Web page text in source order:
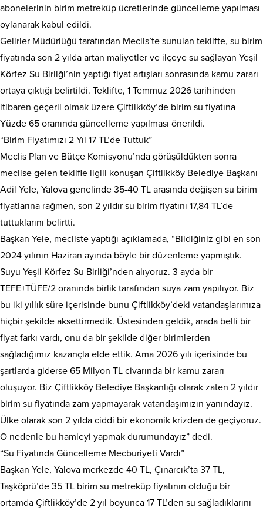
abonelerinin birim metreküp ücretlerinde güncelleme yapılması
oylanarak kabul edildi.
Gelirler Müdürlüğü tarafından Meclis’te sunulan teklifte, su birim
fiyatında son 2 yılda artan maliyetler ve ilçeye su sağlayan Yeşil
Körfez Su Birliği’nin yaptığı fiyat artışları sonrasında kamu zararı
ortaya çıktığı belirtildi. Teklifte, 1 Temmuz 2026 tarihinden
itibaren geçerli olmak üzere Çiftlikköy’de birim su fiyatına
Yüzde 65 oranında güncelleme yapılması önerildi.
“Birim Fiyatımızı 2 Yıl 17 TL’de Tuttuk”
Meclis Plan ve Bütçe Komisyonu’nda görüşüldükten sonra
meclise gelen teklifle ilgili konuşan Çiftlikköy Belediye Başkanı
Adil Yele, Yalova genelinde 35-40 TL arasında değişen su birim
fiyatlarına rağmen, son 2 yıldır su birim fiyatını 17,84 TL’de
tuttuklarını belirtti.
Başkan Yele, mecliste yaptığı açıklamada, “Bildiğiniz gibi en son
2024 yılının Haziran ayında böyle bir düzenleme yapmıştık.
Suyu Yeşil Körfez Su Birliği’nden alıyoruz. 3 ayda bir
TEFE+TÜFE/2 oranında birlik tarafından suya zam yapılıyor. Biz
bu iki yıllık süre içerisinde bunu Çiftlikköy’deki vatandaşlarımıza
hiçbir şekilde aksettirmedik. Üstesinden geldik, arada belli bir
fiyat farkı vardı, onu da bir şekilde diğer birimlerden
sağladığımız kazançla elde ettik. Ama 2026 yılı içerisinde bu
şartlarda giderse 65 Milyon TL civarında bir kamu zararı
oluşuyor. Biz Çiftlikköy Belediye Başkanlığı olarak zaten 2 yıldır
birim su fiyatında zam yapmayarak vatandaşımızın yanındayız.
Ülke olarak son 2 yılda ciddi bir ekonomik krizden de geçiyoruz.
O nedenle bu hamleyi yapmak durumundayız” dedi.
“Su Fiyatında Güncelleme Mecburiyeti Vardı”
Başkan Yele, Yalova merkezde 40 TL, Çınarcık’ta 37 TL,
Taşköprü’de 35 TL birim su metreküp fiyatının olduğu bir
ortamda Çiftlikköy’de 2 yıl boyunca 17 TL’den su sağladıklarını